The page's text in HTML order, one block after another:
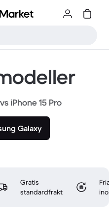
iPhone 15 Pro
Galaxy
Gratis
standardfrakt